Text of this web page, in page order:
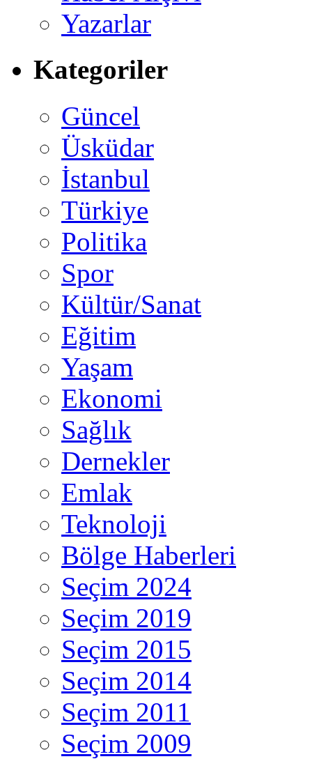
Yazarlar
Kategoriler
Güncel
Üsküdar
İstanbul
Türkiye
Politika
Spor
Kültür/Sanat
Eğitim
Yaşam
Ekonomi
Sağlık
Dernekler
Emlak
Teknoloji
Bölge Haberleri
Seçim 2024
Seçim 2019
Seçim 2015
Seçim 2014
Seçim 2011
Seçim 2009